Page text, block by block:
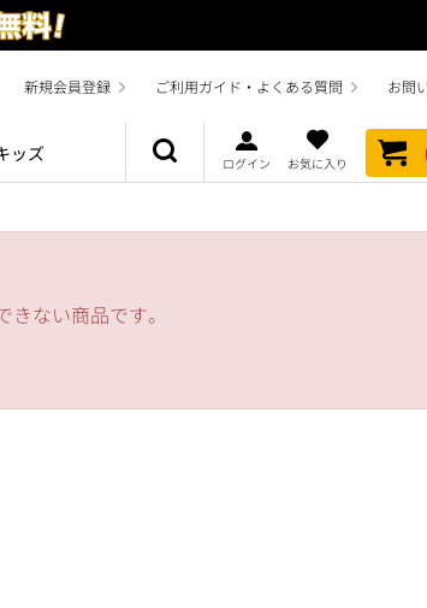
新規会員登録 ご利用ガイド・よくある質問 お問
ッズ ログイン お気に入り
ない商品です。